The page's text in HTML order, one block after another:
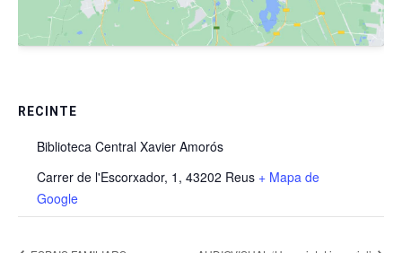
RECINTE
Biblioteca Central Xavier Amorós
Carrer de l'Escorxador, 1, 43202 Reus + Mapa de
Google